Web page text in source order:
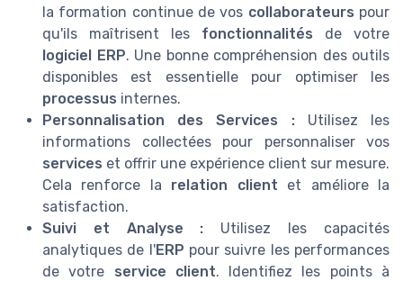
la formation continue de vos collaborateurs pour
qu'ils maîtrisent les fonctionnalités de votre
logiciel ERP. Une bonne compréhension des outils
disponibles est essentielle pour optimiser les
processus internes.
Personnalisation des Services : Utilisez les
informations collectées pour personnaliser vos
services et offrir une expérience client sur mesure.
Cela renforce la relation client et améliore la
satisfaction.
Suivi et Analyse : Utilisez les capacités
analytiques de l'ERP pour suivre les performances
de votre service client. Identifiez les points à